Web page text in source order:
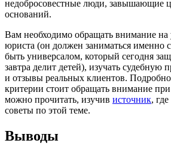
недобросовестные люди, завышающие
оснований.
Вам необходимо обращать внимание
юриста (он должен заниматься именно
быть универсалом, который сегодня
завтра делит детей), изучать судебную
и отзывы реальных клиентов.
критерии стоит обращать внимание
можно прочитать, изучив источник,
советы по этой теме.
Выводы